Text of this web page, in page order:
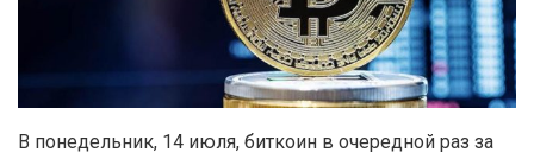
В понедельник, 14 июля, биткоин в очередной раз за